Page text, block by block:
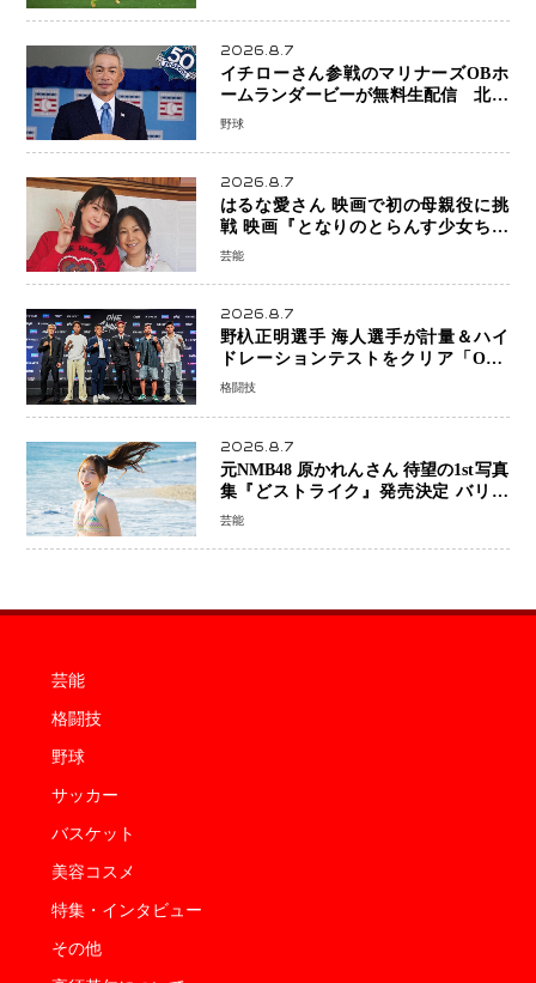
2026.8.7
イチローさん参戦のマリナーズOBホ
ームランダービーが無料生配信 北米
ならではの“魅せる興行”に世界が注目
野球
2026.8.7
はるな愛さん 映画で初の母親役に挑
戦 映画『となりのとらんす少女ちゃ
ん』11月7日公開 未来の自分との対話
芸能
2026.8.7
野杁正明選手 海人選手が計量＆ハイ
ドレーションテストをクリア「ONE
SAMURAI 2」決戦へ万全の準備整う
格闘技
2026.8.7
元NMB48 原かれんさん 待望の1st写真
集『どストライク』発売決定 バリで
魅せる25歳の新境地
芸能
芸能
格闘技
野球
サッカー
バスケット
美容コスメ
特集・インタビュー
その他